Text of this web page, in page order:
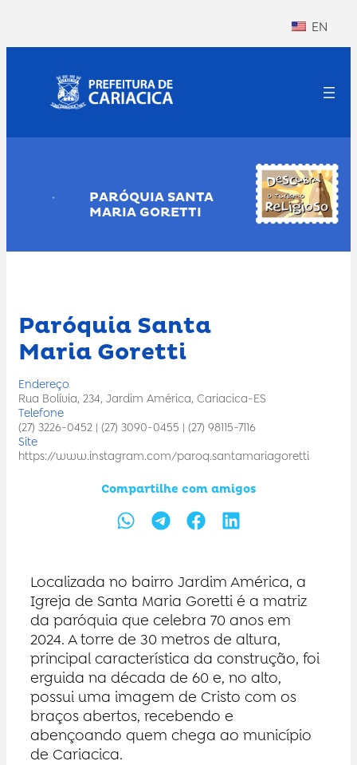
EN
PARÓQUIA SANTA
MARIA GORETTI
Paróquia Santa
Maria Goretti
Endereço
Rua Bolívia, 234, Jardim América, Cariacica-ES
Telefone
(27) 3226-0452 | (27) 3090-0455 | (27) 98115-7116
Site
https://www.instagram.com/paroq.santamariagoretti
Compartilhe com amigos
Localizada no bairro Jardim América, a
Igreja de Santa Maria Goretti é a matriz
da paróquia que celebra 70 anos em
2024. A torre de 30 metros de altura,
principal característica da construção, foi
erguida na década de 60 e, no alto,
possui uma imagem de Cristo com os
braços abertos, recebendo e
abençoando quem chega ao município
de Cariacica.